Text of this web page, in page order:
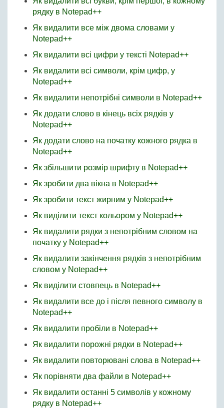
рядку в Notepad++
Як видалити все між двома словами у
Notepad++
Як видалити всі цифри у тексті Notepad++
Як видалити всі символи, крім цифр, у
Notepad++
Як видалити непотрібні символи в Notepad++
Як додати слово в кінець всіх рядків у
Notepad++
Як додати слово на початку кожного рядка в
Notepad++
Як збільшити розмір шрифту в Notepad++
Як зробити два вікна в Notepad++
Як зробити текст жирним у Notepad++
Як виділити текст кольором у Notepad++
Як видалити рядки з непотрібним словом на
початку у Notepad++
Як видалити закінчення рядків з непотрібним
словом у Notepad++
Як виділити стовпець в Notepad++
Як видалити все до і після певного символу в
Notepad++
Як видалити пробіли в Notepad++
Як видалити порожні рядки в Notepad++
Як видалити повторювані слова в Notepad++
Як порівняти два файли в Notepad++
Як видалити останні 5 символів у кожному
рядку в Notepad++